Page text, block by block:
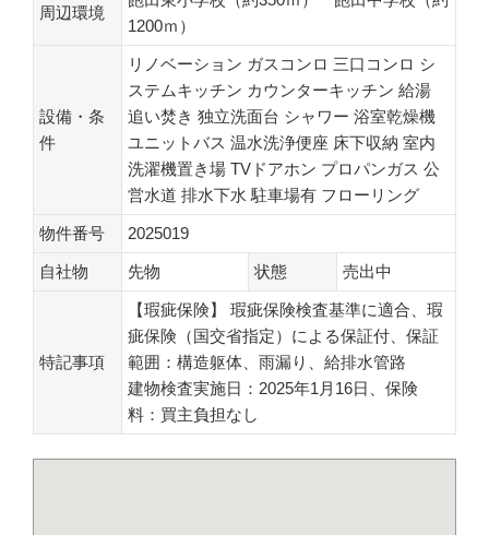
周辺環境
1200ｍ）
設備・条
件
リノベーション ガスコンロ 三口コンロ シ
ステムキッチン カウンターキッチン 給湯
追い焚き 独立洗面台 シャワー 浴室乾燥機
ユニットバス 温水洗浄便座 床下収納 室内
洗濯機置き場 TVドアホン プロパンガス 公
営水道 排水下水 駐車場有 フローリング
物件番号 2025019
自社物 先物 状態 売出中
特記事項
【瑕疵保険】 瑕疵保険検査基準に適合、瑕
疵保険（国交省指定）による保証付、保証
範囲：構造躯体、雨漏り、給排水管路
建物検査実施日：2025年1月16日、保険
料：買主負担なし